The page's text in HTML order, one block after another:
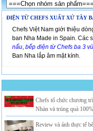
ĐIỆN TỪ CHEFS XUẤT XỨ TÂY
Chefs Việt Nam giới thiệu
ban Nha Made in Spain. Các
nấu, bếp điện từ Chefs ba 3
Ban Nha lắp âm mặt kính.
Chefs tổ chức chương
Nhàn và trúng quà 100%
Review và ảnh thực tế